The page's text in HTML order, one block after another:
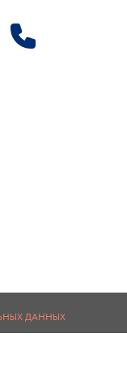
ДАННЫХ